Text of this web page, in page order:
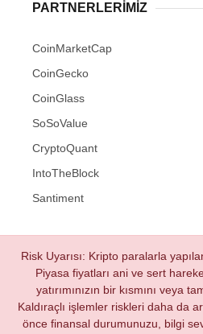
PARTNERLERIMIZ
CoinMarketCap
CoinGecko
CoinGlass
SoSoValue
CryptoQuant
IntoTheBlock
Santiment
Risk Uyarısı: Kripto paralarla
Piyasa fiyatları ani ve sert
yatırımınızın bir kısmını veya
Kaldıraçlı işlemler riskleri daha da
önce finansal durumunuzu, bilgi